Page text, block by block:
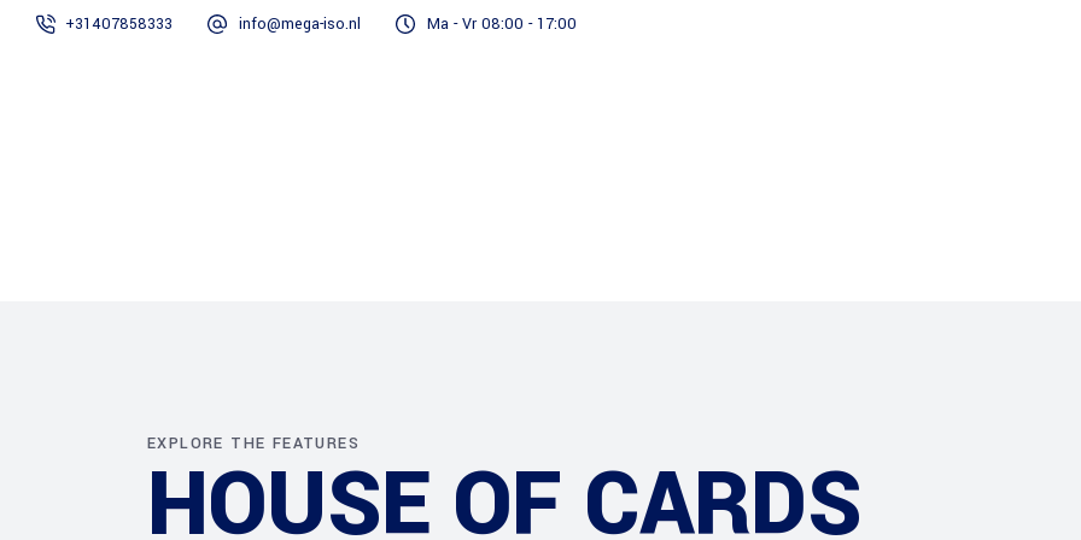
+31407858333 info@mega-iso.nl Ma - Vr 08:00 - 17:00
EXPLORE THE FEATURES
HOUSE OF CARDS